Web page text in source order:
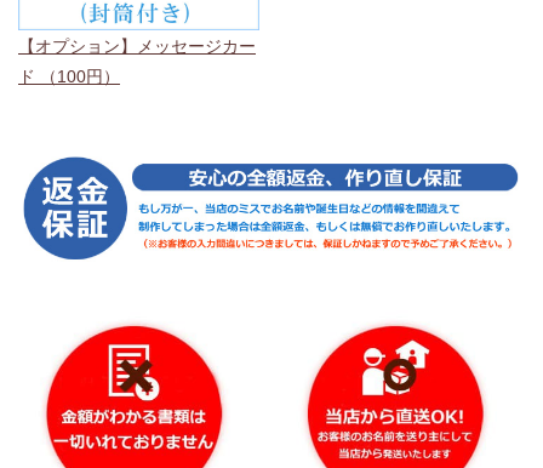
【オプション】メッセージカー
ド （100円）